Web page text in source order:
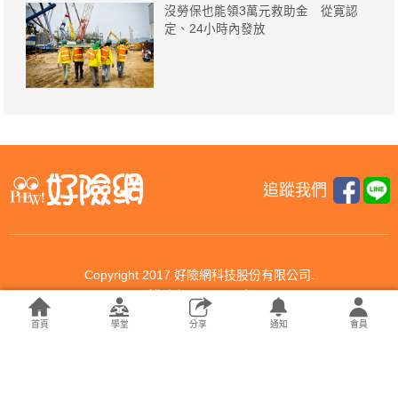
沒勞保也能領3萬元救助金 從寛認
定、24小時內發放
追蹤我們
Copyright 2017 好險網科技股份有限公司.
All rights reserved.